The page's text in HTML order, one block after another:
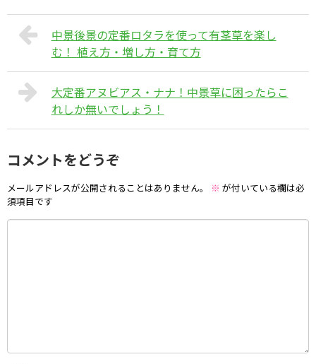
中景後景の定番ロタラを使って有茎草を楽し
む！ 植え方・増し方・育て方
大定番アヌビアス・ナナ！中景草に困ったらこ
れしか無いでしょう！
コメントをどうぞ
メールアドレスが公開されることはありません。 ※ が付いている欄は必
須項目です